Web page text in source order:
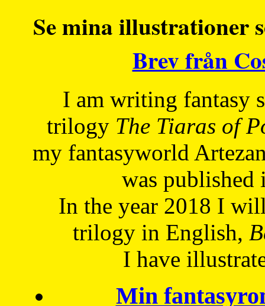
Se mina illustrationer
Brev från
I am writing fantasy
trilogy The Tiaras of
my fantasyworld
was published
In the year 2018 I
trilogy in English,
I have
Min